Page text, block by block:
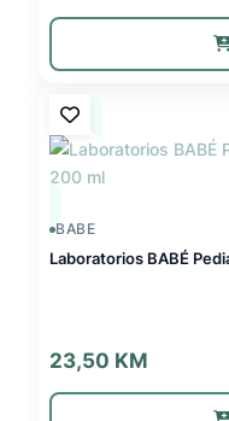
BABE
Laboratorios BABÉ
23,50 KM